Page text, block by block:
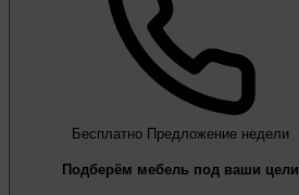
Бесплатно Предложение недели
Подберём мебель под ваши цели